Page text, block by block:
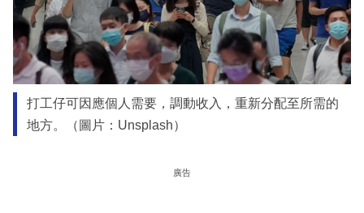
打工仔可因應個人需要，調動收入，重新分配至所需的
地方。（圖片：Unsplash）
廣告